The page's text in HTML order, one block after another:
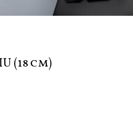
(18 см)